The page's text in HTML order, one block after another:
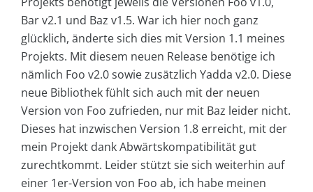
Bar v2.1 und Baz v1.5. War ich hier noch ganz
glücklich, änderte sich dies mit Version 1.1 meines
Projekts. Mit diesem neuen Release benötige ich
nämlich Foo v2.0 sowie zusätzlich Yadda v2.0. Diese
neue Bibliothek fühlt sich auch mit der neuen
Version von Foo zufrieden, nur mit Baz leider nicht.
Dieses hat inzwischen Version 1.8 erreicht, mit der
mein Projekt dank Abwärtskompatibilität gut
zurechtkommt. Leider stützt sie sich weiterhin auf
einer 1er-Version von Foo ab, ich habe meinen